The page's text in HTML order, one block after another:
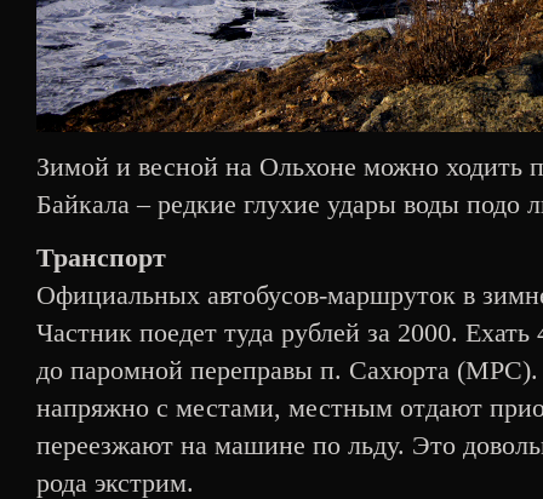
Зимой и весной на Ольхоне можно ходить
Байкала – редкие глухие удары воды подо
Транспорт
Официальных автобусов-маршруток в
Частник поедет туда рублей за 2000.
до паромной переправы п. Сахюрта (МРС).
напряжно с местами, местным отдают
переезжают на машине по льду. Это
рода экстрим.